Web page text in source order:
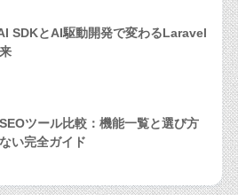
SDKとAI駆動開発で変わるLaravel
ツール比較：機能一覧と選び方
い完全ガイド